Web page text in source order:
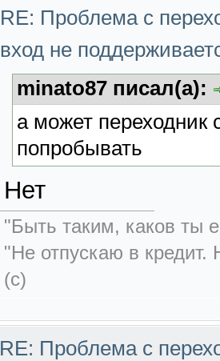
RE: Проблема с
вход не
minato87 писал(а):
а может переходник
попробывать
Нет
"Быть таким, каков ты
"Не отпускаю в кредит.
(с)
RE: Проблема с